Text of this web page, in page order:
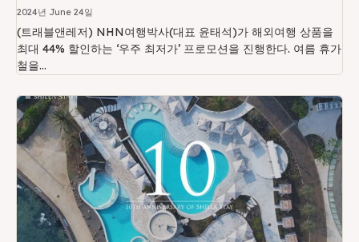
2024년 June 24일
(트래블앤레저) NHN여행박사(대표 윤태석)가 해외여행 상품을
최대 44% 할인하는 ‘우주 최저가’ 프로모션을 진행한다. 여름 휴가
철을...